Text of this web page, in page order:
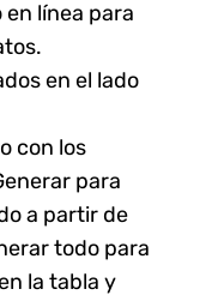
línea para
en el lado
con los
para
a partir de
todo para
la tabla y